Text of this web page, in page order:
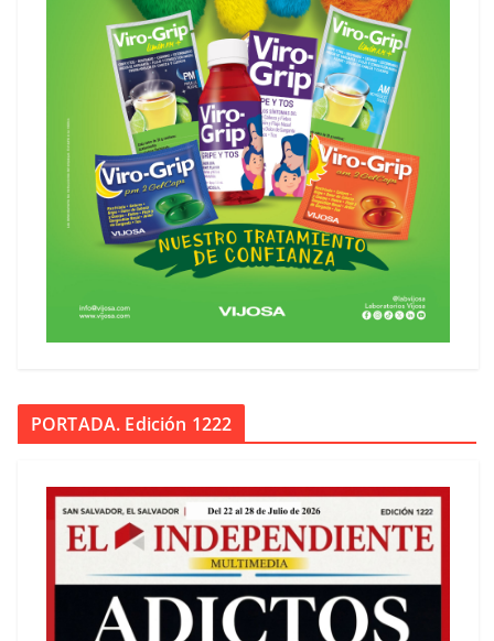
PORTADA. Edición 1222